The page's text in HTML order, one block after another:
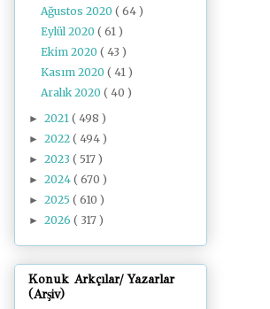
Ağustos 2020( 64 )
Eylül 2020( 61 )
Ekim 2020( 43 )
Kasım 2020( 41 )
Aralık 2020( 40 )
► 2021 ( 498 )
► 2022 ( 494 )
► 2023 ( 517 )
► 2024 ( 670 )
► 2025 ( 610 )
► 2026 ( 317 )
Konuk Arkçılar/ Yazarlar
(Arşiv)